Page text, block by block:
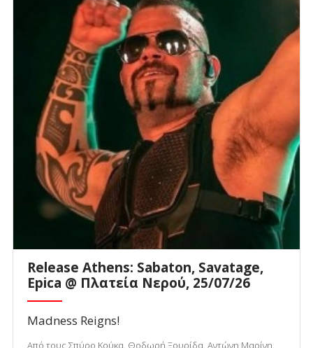
Release Athens: Sabaton, Savatage,
Epica @ Πλατεία Νερού, 25/07/26
Madness Reigns!
Από τους Σπύρο Κούκα, Θοδωρή Ξουρίδα, Αντώνη Μαρίνη,